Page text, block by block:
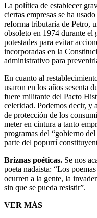
La política de establecer
ciertas empresas se ha
reforma tributaria de Petro,
obsoleto en 1974 durante
potestades para evitar
incorporadas en la
administrativo para
En cuanto al
usaron en los años sesenta
fuere militante del Pacto
celeridad. Podemos decir, y
de protección de los
meter en cintura a tanto
programas del “gobierno
parte del popurrí
Briznas poéticas. Se nos
poeta nadaista: “Los
ocurren a la gente, la
sin que se pueda resistir”.
VER MÁS